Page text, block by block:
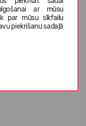
ar mūsu
par mūsu sīkfailu
piekrišanu sadaļā